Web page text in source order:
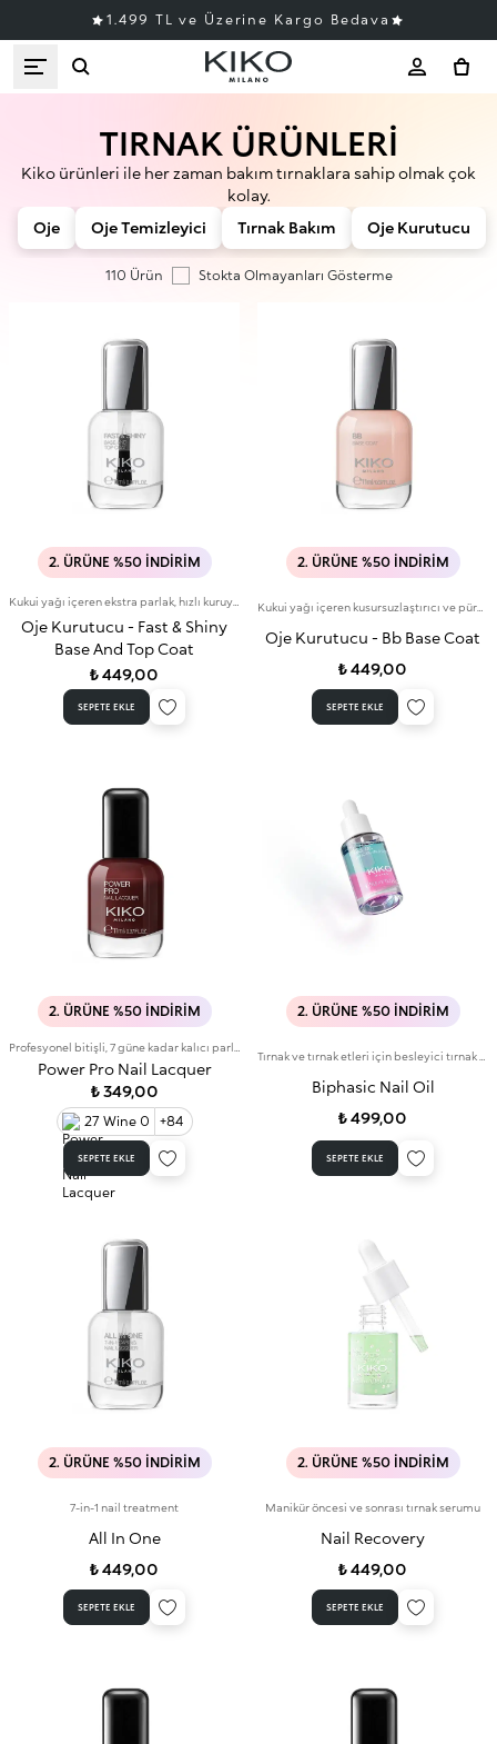
1.499 TL ve Üzerine Kargo Bedava
TIRNAK ÜRÜNLERİ
Kiko ürünleri ile her zaman bakım tırnaklara sahip olmak çok
kolay.
Oje
Oje Temizleyici Tırnak Bakım Oje Kurutucu
110 Ürün Stokta Olmayanları Gösterme
2. ÜRÜNE %50 İNDIRIM
Oje Kurutucu - Fast & Shiny
Base And Top Coat
₺ 449,00
SEPETE EKLE
2. ÜRÜNE %50 İNDIRIM
Oje Kurutucu - Bb Base Coat
₺ 449,00
SEPETE EKLE
2. ÜRÜNE %50 İNDIRIM
Power Pro Nail Lacquer
₺ 349,00
27 Wine 0 +84
SEPETE EKLE
2. ÜRÜNE %50 İNDIRIM
Biphasic Nail Oil
₺ 499,00
SEPETE EKLE
2. ÜRÜNE %50 İNDIRIM
7-in-1 nail treatment
All In One
₺ 449,00
SEPETE EKLE
2. ÜRÜNE %50 İNDIRIM
Manikür öncesi ve sonrası tırnak serumu
Nail Recovery
₺ 449,00
SEPETE EKLE